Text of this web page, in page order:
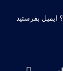
ایمیل بفرستید